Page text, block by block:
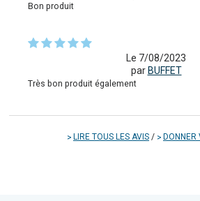
Bon produit
Le 7/08/2023
par BUFFET
Très bon produit également
LIRE TOUS LES AVIS / DONNER